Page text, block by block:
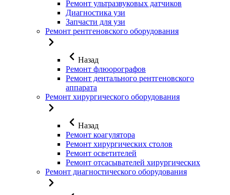
Ремонт ультразвуковых датчиков
Диагностика узи
Запчасти для узи
Ремонт рентгеновского оборудования
Назад
Ремонт флюорографов
Ремонт дентального рентгеновского
аппарата
Ремонт хирургического оборудования
Назад
Ремонт коагулятора
Ремонт хирургических столов
Ремонт осветителей
Ремонт отсасывателей хирургических
Ремонт диагностического оборудования